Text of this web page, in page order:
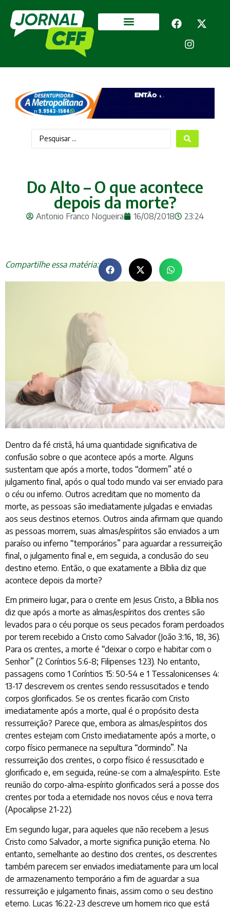
Do Alto – O que acontece
depois da morte?
Antonio Franco Nogueira 16/08/2018 23:24
Compartilhe essa matéria:
Dentro da fé cristã, há uma quantidade significativa de
confusão sobre o que acontece após a morte. Alguns
sustentam que após a morte, todos “dormem” até o
julgamento final, após o qual todo mundo vai ser enviado para
o céu ou inferno. Outros acreditam que no momento da
morte, as pessoas são imediatamente julgadas e enviadas
aos seus destinos eternos. Outros ainda afirmam que quando
as pessoas morrem, suas almas/espíritos são enviados a um
paraíso ou inferno “temporários” para aguardar a ressurreição
final, o julgamento final e, em seguida, a conclusão do seu
destino eterno. Então, o que exatamente a Bíblia diz que
acontece depois da morte?
Em primeiro lugar, para o crente em Jesus Cristo, a Bíblia nos
diz que após a morte as almas/espíritos dos crentes são
levados para o céu porque os seus pecados foram perdoados
por terem recebido a Cristo como Salvador (João 3:16, 18, 36).
Para os crentes, a morte é “deixar o corpo e habitar com o
Senhor” (2 Coríntios 5:6-8; Filipenses 1:23). No entanto,
passagens como 1 Coríntios 15: 50-54 e 1 Tessalonicenses 4:
13-17 descrevem os crentes sendo ressuscitados e tendo
corpos glorificados. Se os crentes ficarão com Cristo
imediatamente após a morte, qual é o propósito desta
ressurreição? Parece que, embora as almas/espíritos dos
crentes estejam com Cristo imediatamente após a morte, o
corpo físico permanece na sepultura “dormindo”. Na
ressurreição dos crentes, o corpo físico é ressuscitado e
glorificado e, em seguida, reúne-se com a alma/espírito. Este
reunião do corpo-alma-espírito glorificados será a posse dos
crentes por toda a eternidade nos novos céus e nova terra
(Apocalipse 21-22).
Em segundo lugar, para aqueles que não recebem a Jesus
Cristo como Salvador, a morte significa punição eterna. No
entanto, semelhante ao destino dos crentes, os descrentes
também parecem ser enviados imediatamente para um local
de armazenamento temporário a fim de aguardar a sua
ressurreição e julgamento finais, assim como o seu destino
eterno. Lucas 16:22-23 descreve um homem rico que está